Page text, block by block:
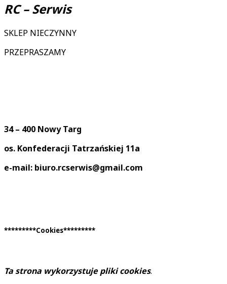
RC – Serwis
SKLEP NIECZYNNY
PRZEPRASZAMY
34 – 400 Nowy Targ
os. Konfederacji Tatrzańskiej 11a
e-mail: biuro.rcserwis@gmail.com
*********Cookies*********
Ta strona wykorzystuje pliki cookies.